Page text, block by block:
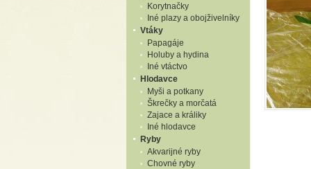
Korytnačky
Iné plazy a obojživelníky
Vtáky
Papagáje
Holuby a hydina
Iné vtáctvo
Hlodavce
Myši a potkany
Škrečky a morčatá
Zajace a králiky
Iné hlodavce
Ryby
Akvarijné ryby
Chovné ryby